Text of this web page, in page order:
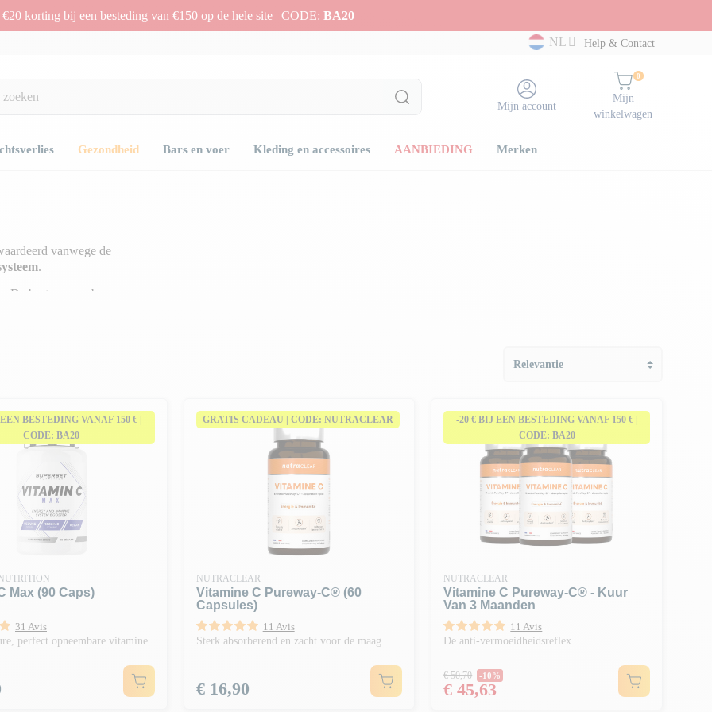
€20 korting bij een besteding van €150 op de hele site | CODE: BA20
NL
Help & Contact
Mijn account
0
Mijn
winkelwagen
Gezondheid Bars en voer Kleding en accessoires AANBIEDING Merken
vanwege de
.
best opneembare en
BESTEDING VANAF 150 € |
CODE: BA20
Max (90 Caps)
31 Avis
perfect opneembare vitamine
GRATIS CADEAU | CODE: NUTRACLEAR
NUTRACLEAR
Vitamine C Pureway-C® (60
Capsules)
11 Avis
Sterk absorberend en zacht voor de maag
Prijs
€ 16,90
-20 € BIJ EEN BESTEDING VANAF 150 € |
CODE: BA20
NUTRACLEAR
Vitamine C Pureway-C® - Kuur
Van 3 Maanden
11 Avis
De anti-vermoeidheidsreflex
Normale prijs
€ 50,70 -10%
Prijs
€ 45,63